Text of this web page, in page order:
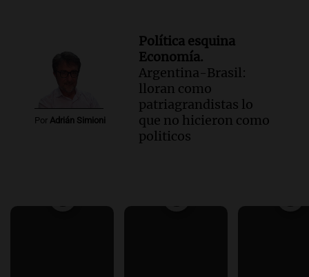
Por Adrián Simioni
Política esquina
Economía.
Argentina-Brasil:
lloran como
patriagrandistas lo
que no hicieron como
politicos